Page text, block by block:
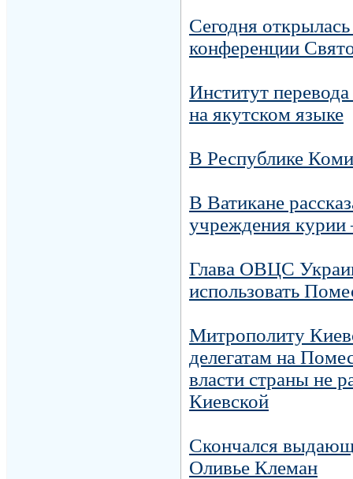
Сегодня
конференции
Институт
на якутском языке
В Республике Коми
В Ватикане
учреждения курии
Глава ОВЦС
использовать
Митрополиту
делегатам на
власти страны не
Киевской
Скончался
Оливье Клеман